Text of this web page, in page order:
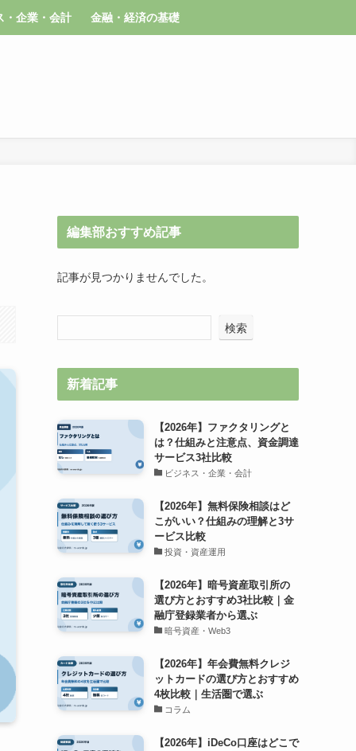
・企業・会計 金融・経済の基礎
編集部おすすめ記事
記事が見つかりませんでした。
検索
新着記事
【2026年】ファクタリングと
は？仕組みと注意点、資金調達
サービス3社比較
ビジネス・企業・会計
【2026年】無料保険相談はど
こがいい？仕組みの理解と3サ
ービス比較
投資・資産運用
【2026年】暗号資産取引所の
選び方とおすすめ3社比較｜金
融庁登録業者から選ぶ
暗号資産・Web3
【2026年】年会費無料クレジ
ットカードの選び方とおすすめ
4枚比較｜生活圏で選ぶ
コラム
【2026年】iDeCo口座はどこで